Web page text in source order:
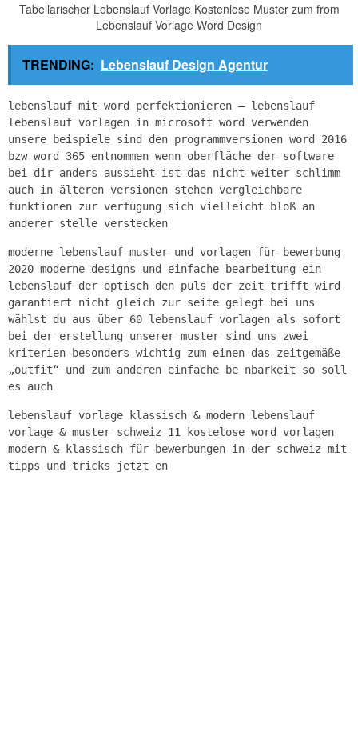
Tabellarischer Lebenslauf Vorlage Kostenlose Muster zum from
Lebenslauf Vorlage Word Design
TRENDING: Lebenslauf Design Agentur
lebenslauf mit word perfektionieren – lebenslauf
lebenslauf vorlagen in microsoft word verwenden
unsere beispiele sind den programmversionen word 2016
bzw word 365 entnommen wenn oberfläche der software
bei dir anders aussieht ist das nicht weiter schlimm
auch in älteren versionen stehen vergleichbare
funktionen zur verfügung sich vielleicht bloß an
anderer stelle verstecken
moderne lebenslauf muster und vorlagen für bewerbung
2020 moderne designs und einfache bearbeitung ein
lebenslauf der optisch den puls der zeit trifft wird
garantiert nicht gleich zur seite gelegt bei uns
wählst du aus über 60 lebenslauf vorlagen als sofort
bei der erstellung unserer muster sind uns zwei
kriterien besonders wichtig zum einen das zeitgemäße
„outfit“ und zum anderen einfache be nbarkeit so soll
es auch
lebenslauf vorlage klassisch & modern lebenslauf
vorlage & muster schweiz 11 kostelose word vorlagen
modern & klassisch für bewerbungen in der schweiz mit
tipps und tricks jetzt en